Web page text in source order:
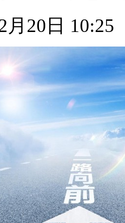
月20日 10:25